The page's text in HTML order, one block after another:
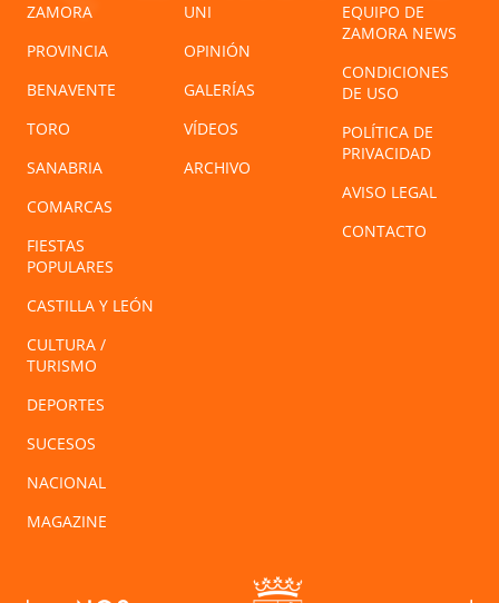
ZAMORA
PROVINCIA
BENAVENTE
TORO
SANABRIA
COMARCAS
FIESTAS
POPULARES
CASTILLA Y LEÓN
CULTURA /
TURISMO
DEPORTES
SUCESOS
NACIONAL
MAGAZINE
UNI
OPINIÓN
GALERÍAS
VÍDEOS
ARCHIVO
EQUIPO DE
ZAMORA NEWS
CONDICIONES
DE USO
POLÍTICA DE
PRIVACIDAD
AVISO LEGAL
CONTACTO